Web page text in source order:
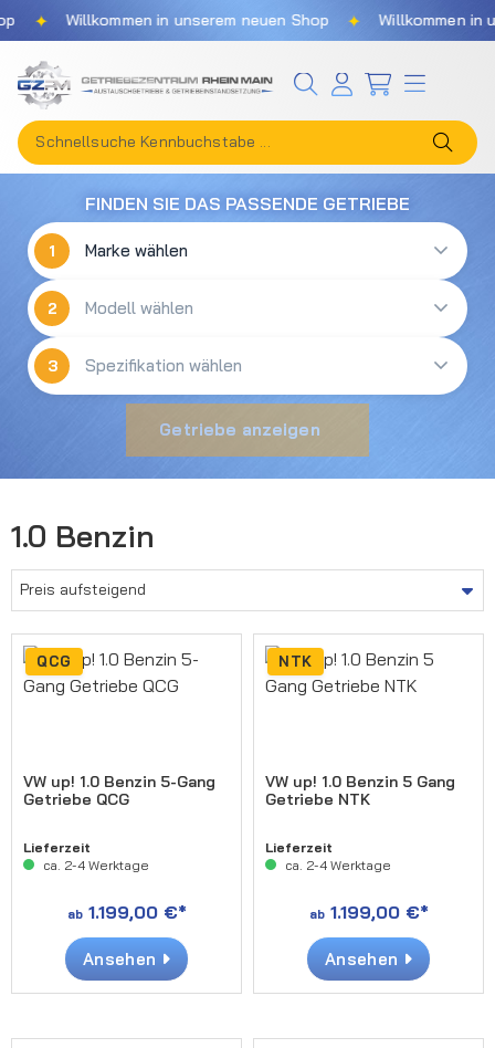
Zum Hauptinhalt springen
Willkommen in unserem neuen Shop Willkommen in
FINDEN SIE DAS PASSENDE GETRIEBE
1
2
3
Getriebe anzeigen
1.0 Benzin
QCG
VW up! 1.0 Benzin 5-Gang
Getriebe QCG
Lieferzeit
ca. 2-4 Werktage
ab1.199,00 €*
Ansehen
NTK
VW up! 1.0 Benzin 5 Gang
Getriebe NTK
Lieferzeit
ca. 2-4 Werktage
ab1.199,00 €*
Ansehen